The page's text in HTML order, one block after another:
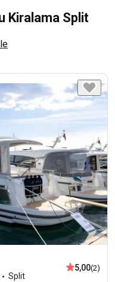
Kiralama Split
Split
5,00(2)